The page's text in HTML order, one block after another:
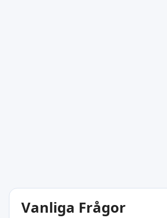
Vanliga Frågor